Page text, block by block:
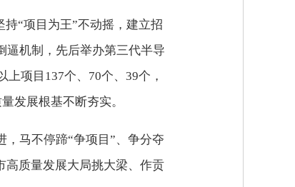
“项目为王”不动摇，建立招
逼机制，先后举办第三代半导
项目137个、70个、39个，
发展根基不断夯实。
马不停蹄“争项目”、争分夺
高质量发展大局挑大梁、作贡